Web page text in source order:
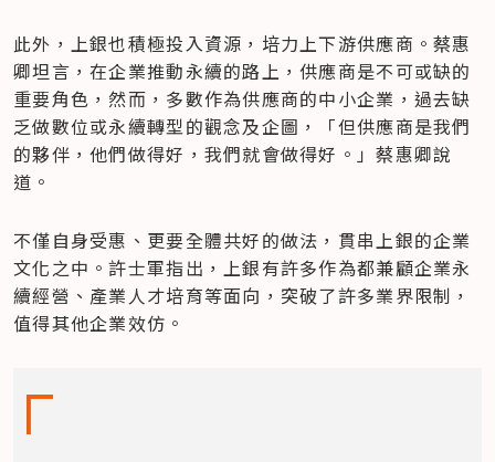
此外，上銀也積極投入資源，培力上下游供應商。蔡惠
卿坦言，在企業推動永續的路上，供應商是不可或缺的
重要角色，然而，多數作為供應商的中小企業，過去缺
乏做數位或永續轉型的觀念及企圖，「但供應商是我們
的夥伴，他們做得好，我們就會做得好。」蔡惠卿說
道。
不僅自身受惠、更要全體共好的做法，貫串上銀的企業
文化之中。許士軍指出，上銀有許多作為都兼顧企業永
續經營、產業人才培育等面向，突破了許多業界限制，
值得其他企業效仿。